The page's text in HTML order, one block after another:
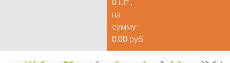
0 шт.,
на
сумму:
0.00 руб.